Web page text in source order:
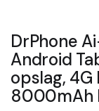
DrPhone
Android
opslag, 4G
8000mAh